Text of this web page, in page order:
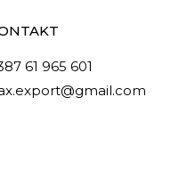
61 965 601